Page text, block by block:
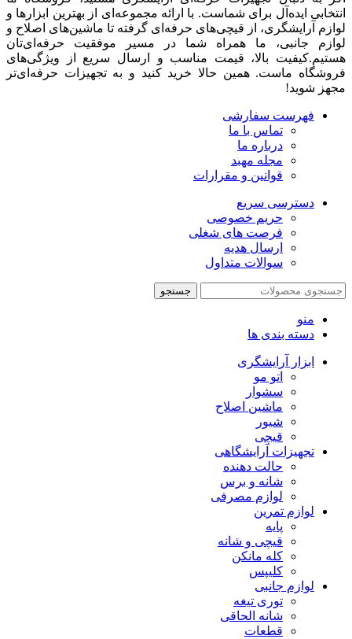
انتخابی ایده‌آل برای شماست. با ارائه مجموعه‌ای از بهترین ابزارها و
لوازم آرایشگری، از قیچی‌های حرفه‌ای گرفته تا ماشین‌های اصلاح و
لوازم جانبی، ما همراه شما در مسیر موفقیت حرفه‌ای‌تان
هستیم.کیفیت بالا، قیمت مناسب و ارسال سریع از ویژگی‌های
فروشگاه ماست. همین حالا خرید کنید و به تجهیزات حرفه‌ای‌تر
مجهز شوید!
فهرست سفارشی
تماس با ما
درباره ما
مجله مهبد
قوانین و مقرارات
دسترسی سریع
حریم خصوصی
فرصت های شغلی
ارسال هدیه
سوالات متداول
جستجو
منو
دسته بندی ها
ابزار آرایشگری
اتو مو
سشوار
ماشین اصلاح
شیور
قیچی
تجهیزات آرایشگاهی
حالت دهنده
شانه و برس
لوازم مصرفی
لوازم تمرین
پایه
قیچی و شانه
کله مانکن
کلیپس
لوازم جانبی
توری تیغه
شانه الحاقی
قطعات